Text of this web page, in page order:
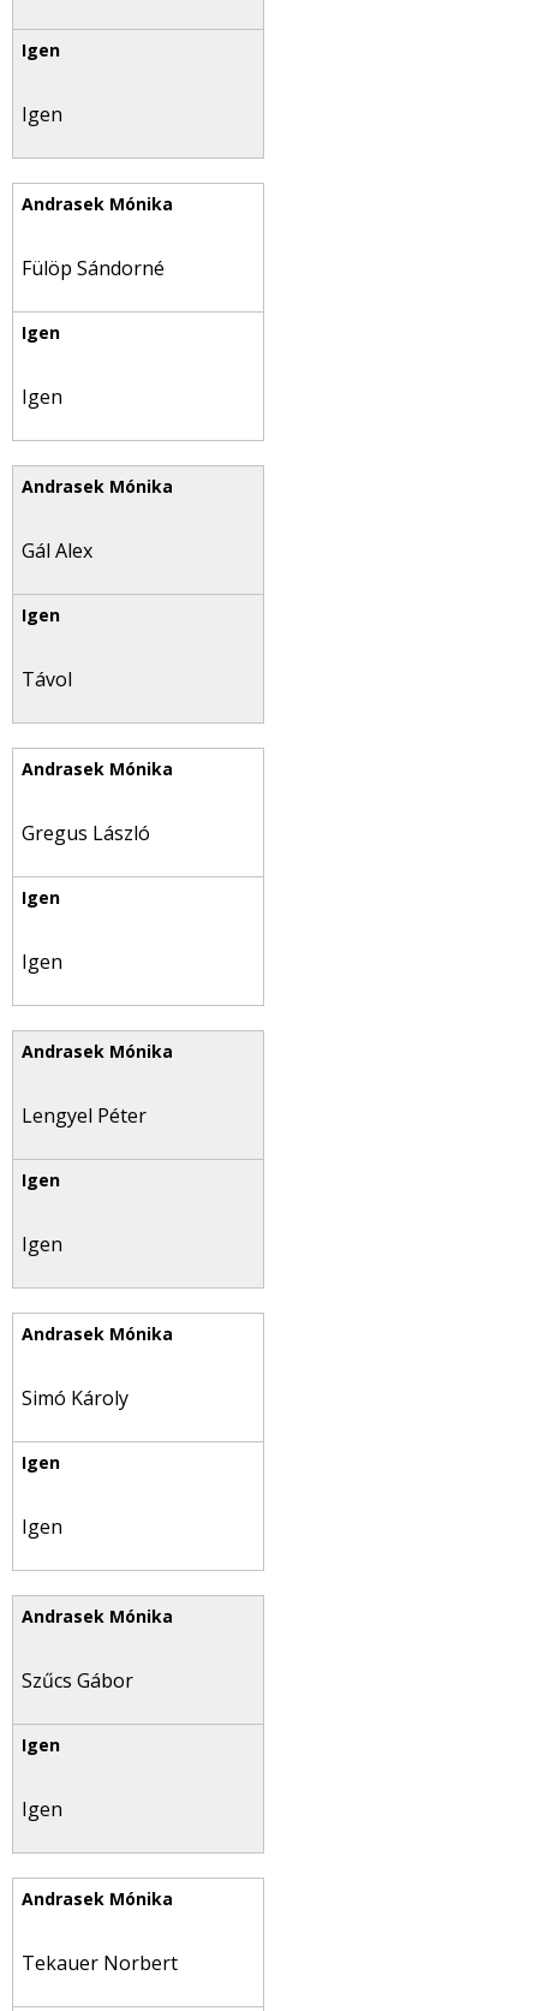
Igen
Fülöp Sándorné
Igen
Gál Alex
Távol
Gregus László
Igen
Lengyel Péter
Igen
Simó Károly
Igen
Szűcs Gábor
Igen
Tekauer Norbert